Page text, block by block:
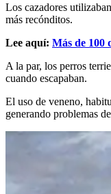
Los cazadores
más recónditos.
Lee aquí: Más de 100
A la par, los perros
cuando escapaban.
El uso de veneno,
generando problemas